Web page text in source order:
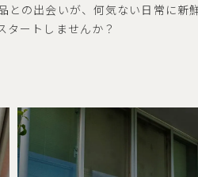
の出会いが、何気ない日常に新
タートしませんか？